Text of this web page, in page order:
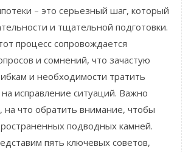
– это серьезный шаг, который
и тщательной подготовки.
процесс сопровождается
и сомнений, что зачастую
и необходимости тратить
исправление ситуаций. Важно
на что обратить внимание, чтобы
подводных камней.
пять ключевых советов,